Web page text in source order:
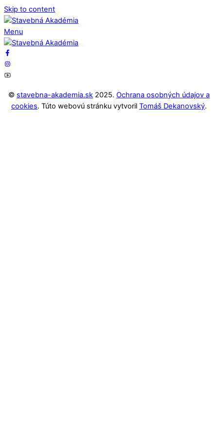
Skip to content
Menu
© stavebna-akademia.sk 2025. Ochrana osobných údajov a
cookies. Túto webovú stránku vytvoril Tomáš Dekanovský.